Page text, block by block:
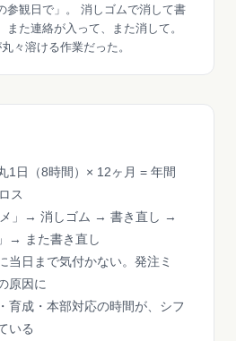
参観日で」。 消しゴムで消して書
また連絡が入って、また消して。
々溶ける作業だった。
1日（8時間）× 12ヶ月 = 年間
ス
メ」→ 消しゴム → 書き直し →
→ また書き直し
当日まで気付かない。発注ミ
原因に
育成・本部対応の時間が、シフ
いる